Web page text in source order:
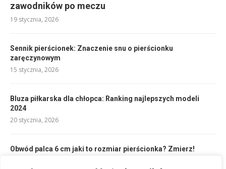
zawodników po meczu
19 stycznia, 2026
Sennik pierścionek: Znaczenie snu o pierścionku
zaręczynowym
15 stycznia, 2026
Bluza piłkarska dla chłopca: Ranking najlepszych modeli
2024
20 stycznia, 2026
Obwód palca 6 cm jaki to rozmiar pierścionka? Zmierz!